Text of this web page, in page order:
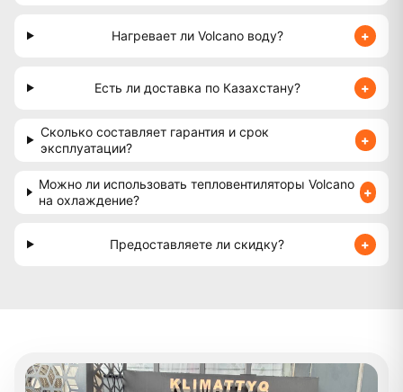
Нагревает ли Volcano воду?
Есть ли доставка по Казахстану?
Сколько составляет гарантия и срок
эксплуатации?
Можно ли использовать тепловентиляторы Volcano
на охлаждение?
Предоставляете ли скидку?